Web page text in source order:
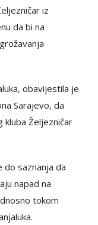
iz
da bi na
obavijestila je
Sarajevo, da
kluba Željezničar
do saznanja da
napad na
tokom